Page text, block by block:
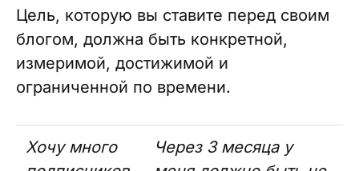
Цель, которую вы ставите перед своим
блогом, должна быть конкретной,
измеримой, достижимой и
ограниченной по времени.
Хочу много
Через 3 месяца у